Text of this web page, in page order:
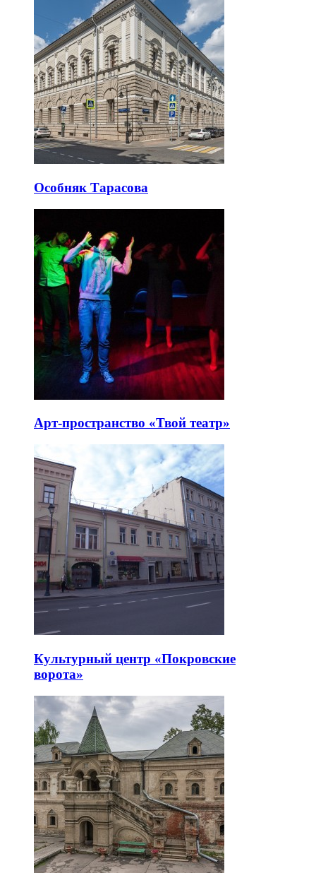
Особняк Тарасова
Арт-пространство «Твой театр»
Культурный центр «Покровские
ворота»